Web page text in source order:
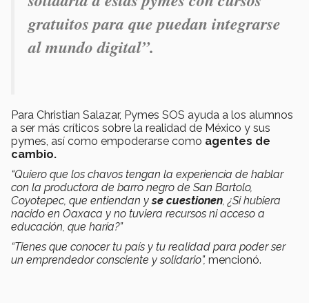
gratuitos para que puedan integrarse
al mundo digital”.
Para Christian Salazar, Pymes SOS ayuda a los alumnos
a ser más críticos sobre la realidad de México y sus
pymes, así como empoderarse como agentes de
cambio.
“Quiero que los chavos tengan la experiencia de hablar
con la productora de barro negro de San Bartolo,
Coyotepec, que entiendan yse cuestionen, ¿Si hubiera
nacido en Oaxaca y no tuviera recursos ni acceso a
educación, que haría?”
“Tienes que conocer tu país y tu realidad para poder ser
un emprendedor consciente y solidario”, mencionó.